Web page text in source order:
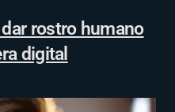
rostro humano
digital